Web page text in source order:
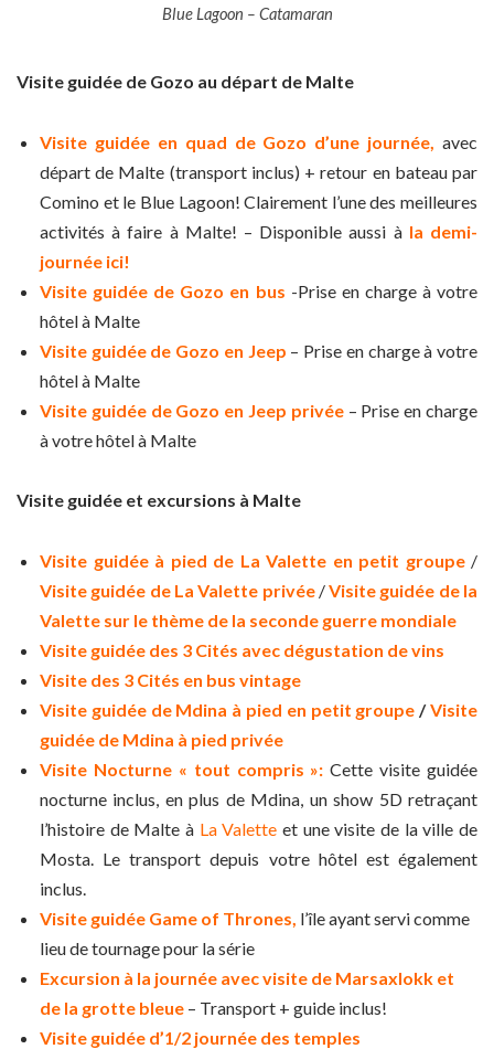
Blue Lagoon – Catamaran
Visite guidée de Gozo au départ de Malte
Visite guidée en quad de Gozo d’une journée, avec
départ de Malte (transport inclus) + retour en bateau par
Comino et le Blue Lagoon! Clairement l’une des meilleures
activités à faire à Malte! – Disponible aussi à la demi-
journée ici!
Visite guidée de Gozo en bus -Prise en charge à votre
hôtel à Malte
Visite guidée de Gozo en Jeep – Prise en charge à votre
hôtel à Malte
Visite guidée de Gozo en Jeep privée – Prise en charge
à votre hôtel à Malte
Visite guidée et excursions à Malte
Visite guidée à pied de La Valette en petit groupe/
Visite guidée de La Valette privée/Visite guidée de la
Valette sur le thème de la seconde guerre mondiale
Visite guidée des 3 Cités avec dégustation de vins
Visite des 3 Cités en bus vintage
Visite guidée de Mdina à pied en petit groupe /Visite
guidée de Mdina à pied privée
Visite Nocturne « tout compris »: Cette visite guidée
nocturne inclus, en plus de Mdina, un show 5D retraçant
l’histoire de Malte à La Valette et une visite de la ville de
Mosta. Le transport depuis votre hôtel est également
inclus.
Visite guidée Game of Thrones, l’île ayant servi comme
lieu de tournage pour la série
Excursion à la journée avec visite de Marsaxlokk et
de la grotte bleue – Transport + guide inclus!
Visite guidée d’1/2 journée des temples